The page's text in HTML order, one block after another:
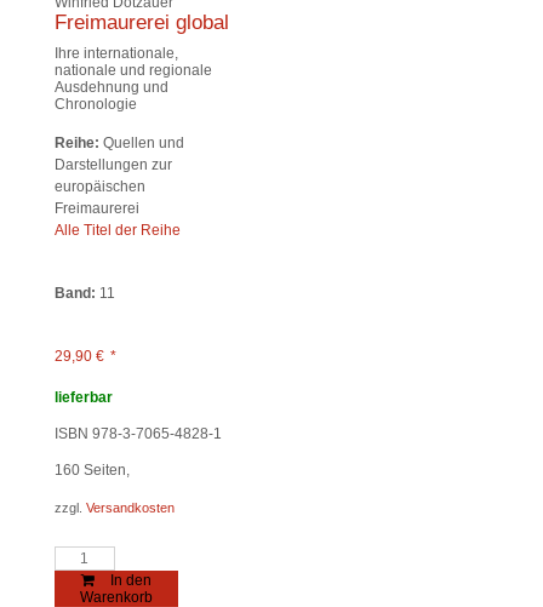
Freimaurerei global
Ihre internationale,
nationale und regionale
Ausdehnung und
Chronologie
Reihe: Quellen und
Darstellungen zur
europäischen
Freimaurerei
Alle Titel der Reihe
Band: 11
29,90 € *
lieferbar
ISBN 978-3-7065-4828-1
160 Seiten,
zzgl. Versandkosten
Freimaurerei
global
Menge
In den
Warenkorb